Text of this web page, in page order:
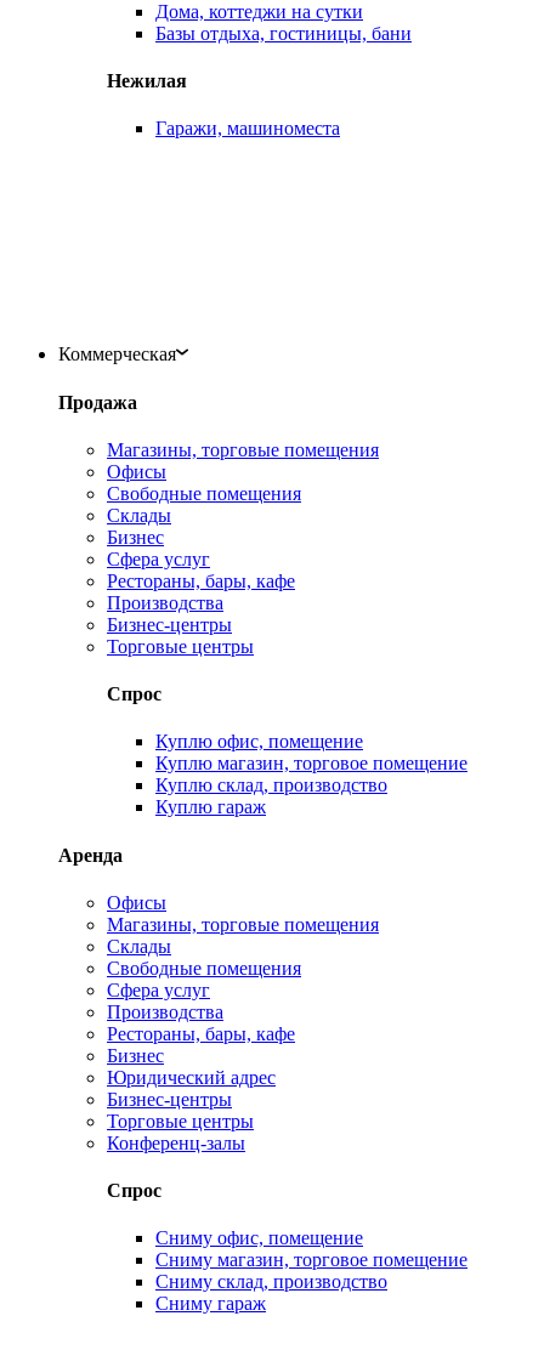
Дома, коттеджи на сутки
Базы отдыха, гостиницы, бани
Нежилая
Гаражи, машиноместа
Коммерческая
Продажа
Магазины, торговые помещения
Офисы
Свободные помещения
Склады
Бизнес
Сфера услуг
Рестораны, бары, кафе
Производства
Бизнес-центры
Торговые центры
Спрос
Куплю офис, помещение
Куплю магазин, торговое помещение
Куплю склад, производство
Куплю гараж
Аренда
Офисы
Магазины, торговые помещения
Склады
Свободные помещения
Сфера услуг
Производства
Рестораны, бары, кафе
Бизнес
Юридический адрес
Бизнес-центры
Торговые центры
Конференц-залы
Спрос
Сниму офис, помещение
Сниму магазин, торговое помещение
Сниму склад, производство
Сниму гараж